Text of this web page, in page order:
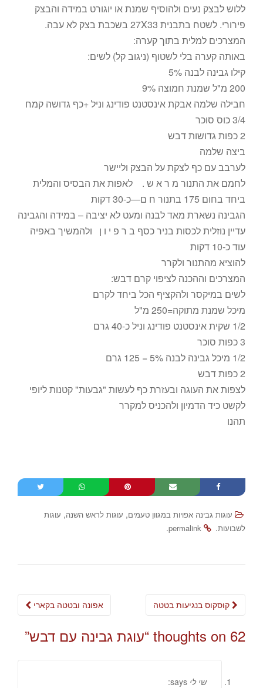
ללוש לבצק נעים ולהוסיף שמנת או יוגורט במידה והבצק
פירורי. לשטח בתבנית 27X33 בשכבת בצק לא עבה.
המצרכים למלית בתוך קערה:
באותה קערה בלי לשטוף (ניגוב קל) לשים:
קילו גבינה לבנה 5%
200 מ"ל שמנת חמוצה 9%
חבילה שלמה אבקת אינסטנט פודינג וניל +כף גדושה קמח
3/4 כוס סוכר
2 כפות גדושות דבש
ביצה שלמה
לערבב עם כף לצקת על הבצק וליישר
לחמם את התנור מ ר א ש . לאפות את הבסיס והמלית
ביחד בחום 175 בתנור ח ם—כ-30 דקות
הגבינה נשארת מאד לבנה ומעט לא יציבה – במידה והגבינה
עדיין נוזלית לכסות בניר כסף ב ר פ י ו ן ולהמשיך באפיה
עוד כ-10 דקות
להוציא מהתנור ולקרר
המצרכים וההכנה לציפוי קרם דבש:
לשים במיקסר ולהקציף הכל ביחד לקרם
מיכל שמנת מתוקה=250 מ"ל
1/2 שקית אינסטנט פודינג וניל כ-40 גרם
3 כפות סוכר
1/2 מיכל גבינה לבנה 5% = 125 גרם
2 כפות דבש
לצפות את העוגה ובעזרת כף לעשות "גבעות" קטנות ליופי
לקשט כיד הדמיון ולהכניס למקרר
תהנו
עוגות גבינה אפויות במגוון טעמים, עוגות לראש השנה, עוגות
לשבועות.
permalink
.
Post
אפונה ובטטה בקארי
62 thoughts on “ עוגת גבינה עם דבש”
שי לי says: